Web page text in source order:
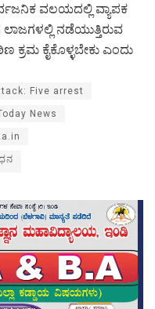
ವಲಯದಲ್ಲಿ ವ್ಯಾಪಕ‌
ಲಾಜಗಳಲ್ಲಿ ನಡೆಯುತ್ತಿರುವ
ಕೈಕೊಳ್ಳಬೇಕು ಎಂದು
Five arrest
News